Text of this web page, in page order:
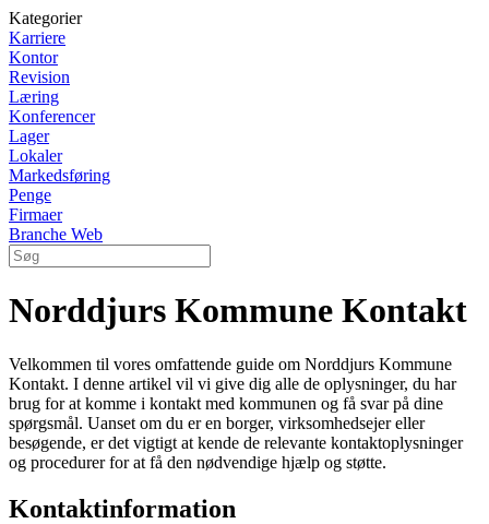
Kategorier
Karriere
Kontor
Revision
Læring
Konferencer
Lager
Lokaler
Markedsføring
Penge
Firmaer
Branche Web
Norddjurs Kommune Kontakt
Velkommen til vores omfattende guide om Norddjurs Kommune
Kontakt. I denne artikel vil vi give dig alle de oplysninger, du har
brug for at komme i kontakt med kommunen og få svar på dine
spørgsmål. Uanset om du er en borger, virksomhedsejer eller
besøgende, er det vigtigt at kende de relevante kontaktoplysninger
og procedurer for at få den nødvendige hjælp og støtte.
Kontaktinformation